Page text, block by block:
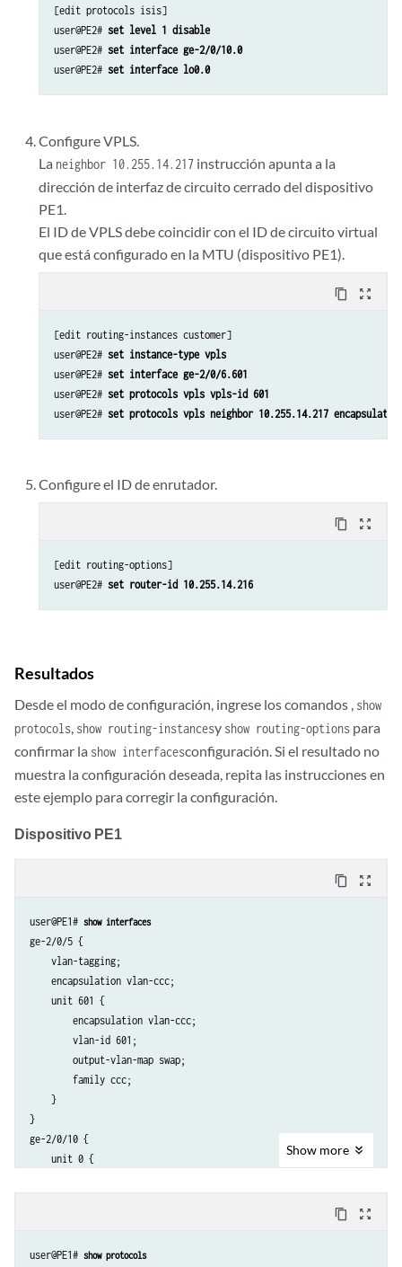
[edit protocols isis]
user@PE2# set level 1 disable
user@PE2# set interface ge-2/0/10.0
user@PE2# set interface lo0.0
Configure VPLS.
La neighbor 10.255.14.217 instrucción apunta a la
dirección de interfaz de circuito cerrado del dispositivo
PE1.
El ID de VPLS debe coincidir con el ID de circuito virtual
que está configurado en la MTU (dispositivo PE1).
content_copy zoom_out_map
[edit routing-instances customer]
user@PE2# set instance-type vpls
user@PE2# set interface ge-2/0/6.601
user@PE2# set protocols vpls vpls-id 601
user@PE2# set protocols vpls neighbor 10.255.14.217
Configure el ID de enrutador.
content_copy zoom_out_map
[edit routing-options]
user@PE2# set router-id 10.255.14.216
Resultados
Desde el modo de configuración, ingrese los comandos , show
protocols, show routing-instancesy show routing-options para
confirmar la show interfacesconfiguración. Si el resultado no
muestra la configuración deseada, repita las instrucciones en
este ejemplo para corregir la configuración.
Dispositivo PE1
content_copy zoom_out_map
user@PE1# show interfaces
ge-2/0/5 {
    vlan-tagging;
    encapsulation vlan-ccc;
    unit 601 {
        encapsulation vlan-ccc;
        vlan-id 601;
        output-vlan-map swap;
        family ccc;
    }
}
ge-2/0/10 {
    unit 0 {
        family mpls;
Show more
content_copy zoom_out_map
user@PE1# show protocols